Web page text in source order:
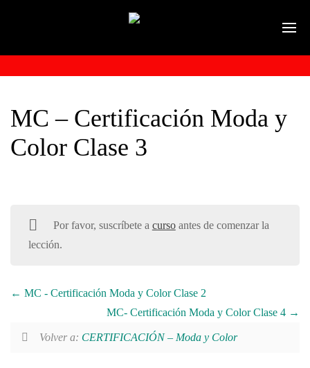
MC – Certificación Moda y
Color Clase 3
Por favor, suscríbete a cursoantes de comenzar la
lección.
MC - Certificación Moda y Color Clase 2
MC- Certificación Moda y Color Clase 4
Volver a: CERTIFICACIÓN – Moda y Color